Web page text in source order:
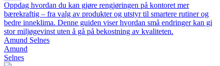
Oppdag hvordan du kan gjøre rengjøringen på kontoret mer
bærekraftig – fra valg av produkter og utstyr til smartere rutiner og
bedre inneklima. Denne guiden viser hvordan små endringer kan gi
stor miljøgevinst uten å gå på bekostning av kvaliteten.
Amund Selnes
Amund
Selnes